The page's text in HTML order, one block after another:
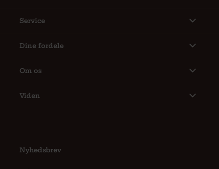
Service
Dine fordele
Om os
Viden
Nyhedsbrev